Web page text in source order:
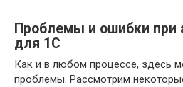
Проблемы и ошибки при
для 1С
Как и в любом процессе, здесь
проблемы. Рассмотрим